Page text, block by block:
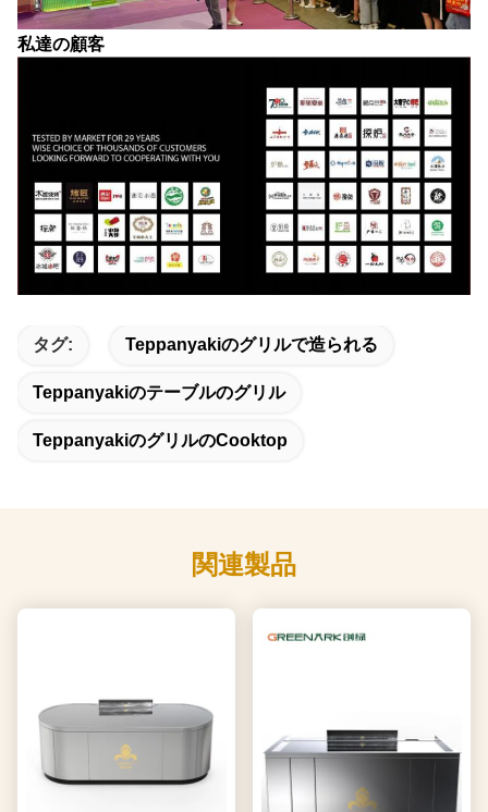
私達の顧客
タグ: Teppanyakiのグリルで造られる
Teppanyakiのテーブルのグリル
Teppanyakiのグリルのcooktop
関連製品